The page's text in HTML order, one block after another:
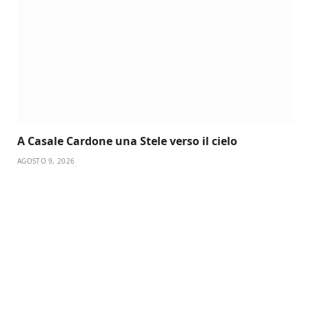
A Casale Cardone una Stele verso il cielo
AGOSTO 9, 2026